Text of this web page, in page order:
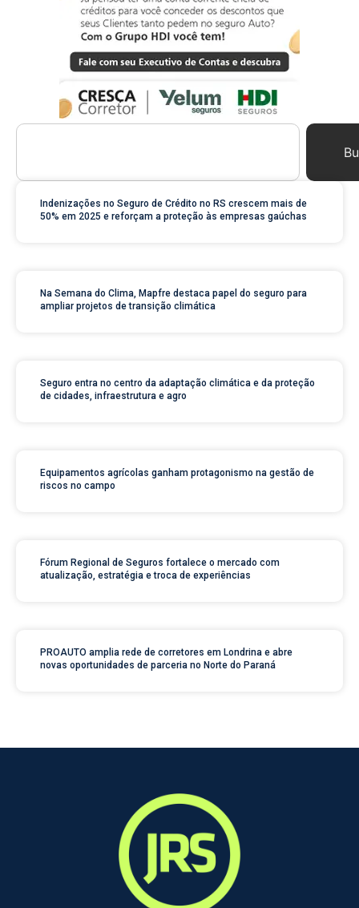
Indenizações no Seguro de Crédito no RS crescem mais de
50% em 2025 e reforçam a proteção às empresas gaúchas
Na Semana do Clima, Mapfre destaca papel do seguro para
ampliar projetos de transição climática
Seguro entra no centro da adaptação climática e da proteção
de cidades, infraestrutura e agro
Equipamentos agrícolas ganham protagonismo na gestão de
riscos no campo
Fórum Regional de Seguros fortalece o mercado com
atualização, estratégia e troca de experiências
PROAUTO amplia rede de corretores em Londrina e abre
novas oportunidades de parceria no Norte do Paraná